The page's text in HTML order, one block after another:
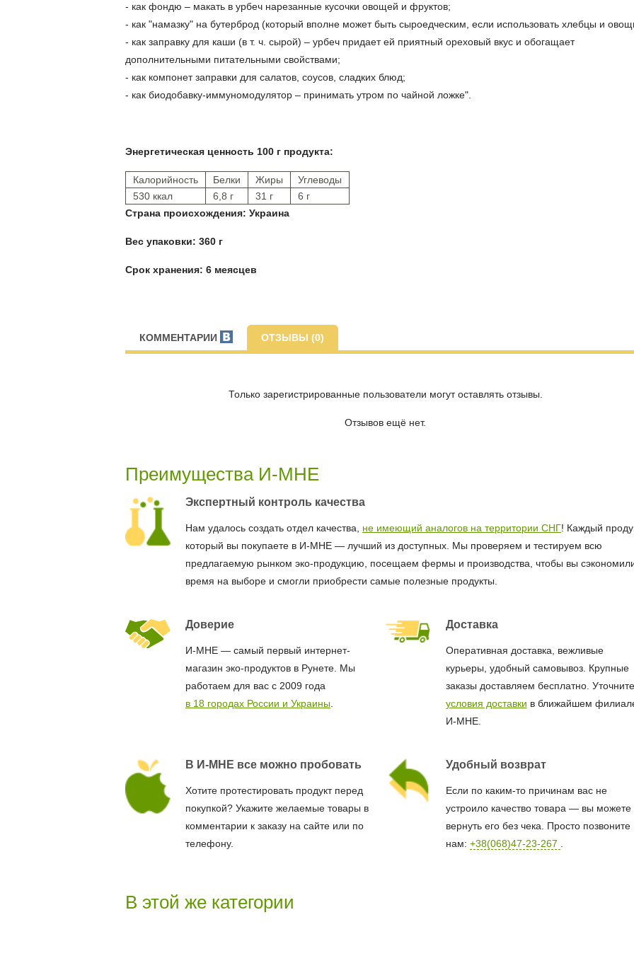
- как фондю – макать в урбеч нарезанные кусочки овощей и фруктов;
- как "намазку" на бутерброд (который вполне может быть сыроедческим, если использовать хлебцы и
- как заправку для каши (в т. ч. сырой) – урбеч придает ей приятный ореховый вкус и обогащает
дополнительными питательными свойствами;
- как компонет заправки для салатов, соусов, сладких блюд;
- как биодобавку-иммуномодулятор – принимать утром по чайной ложке".
Энергетическая ценность 100 г продукта:
Калорийность Белки Жиры
Углеводы
530 ккал
6,8 г 31 г
6 г
Страна происхождения: Украина
Вес упаковки: 360 г
Срок хранения: 6 меясцев
КОММЕНТАРИИ ОТЗЫВЫ (0)
Только зарегистрированные пользователи могут оставлять отзывы.
Отзывов ещё нет.
Преимущества И-МНЕ
Экспертный контроль качества
Нам удалось создать отдел качества, не имеющий аналогов на территории СНГ! Каждый
который вы покупаете в И-МНЕ — лучший из доступных. Мы проверяем и тестируем всю
предлагаемую рынком эко-продукцию, посещаем фермы и производства, чтобы вы
время на выборе и смогли приобрести самые полезные продукты.
Доверие
И-МНЕ — самый первый интернет-
магазин эко-продуктов в Рунете. Мы
работаем для вас с 2009 года
в 18 городах России и Украины
Доставка
Оперативная доставка, вежливые
курьеры, удобный самовывоз. Крупные
заказы доставляем бесплатно. Уточните
условия доставки в ближайшем
И-МНЕ.
В И-МНЕ все можно пробовать
Хотите протестировать продукт перед
покупкой? Укажите желаемые товары в
комментарии к заказу на сайте или по
телефону.
Удобный возврат
Если по каким-то причинам вас не
устроило качество товара — вы можете
вернуть его без чека. Просто позвоните
нам: +38(068)47-23-267
В этой же категории